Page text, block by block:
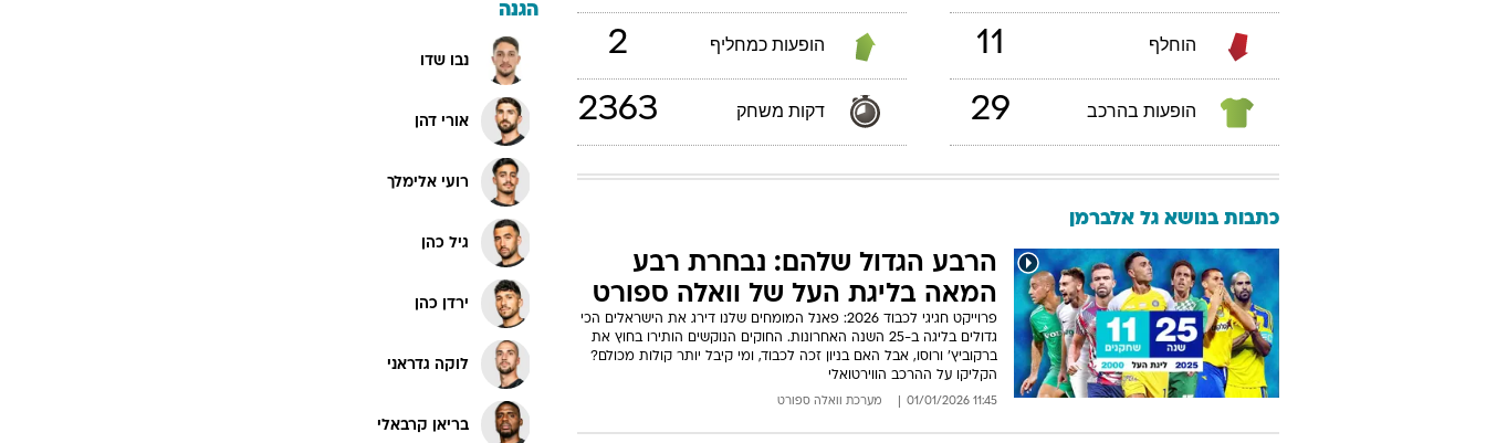
הוחלף 11 הופעות כמחליף 2
הופעות בהרכב 29 דקות משחק 2363
כתבות בנושא גל אלברמן
הרבע הגדול שלהם: נבחרת רבע
המאה בליגת העל של וואלה ספורט
פרוייקט חגיגי לכבוד 2026: פאנל המומחים שלנו דירג את הישראלים הכי
גדולים בליגה ב-25 השנה האחרונות. החוקים הנוקשים הותירו בחוץ את
ברקוביץ' ורוסו, אבל האם בניון זכה לכבוד, ומי קיבל יותר קולות מכולם?
הקליקו על ההרכב הווירטואלי
11:45 01/01/2026 מערכת וואלה ספורט
הגנה
נבו שדו
אורי דהן
רועי אלימלך
גיל כהן
ירדן כהן
לוקה גדראני
בריאן קרבאלי